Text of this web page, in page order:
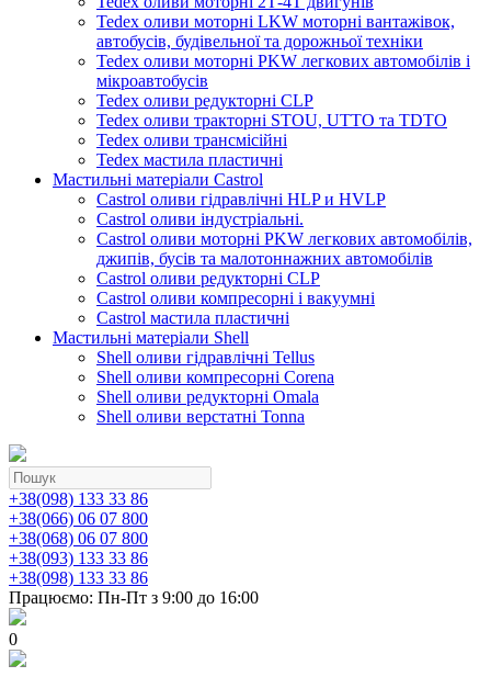
Tedex оливи моторні LKW моторні вантажівок,
автобусів, будівельної та дорожньої техніки
Tedex оливи моторні PKW легкових автомобілів і
мікроавтобусів
Tedex оливи редукторні CLP
Tedex оливи тракторні STOU, UTTO та TDTO
Tedex оливи трансмісійні
Tedex мастила пластичні
Мастильні матеріали Castrol
Castrol оливи гідравлічні HLP и HVLP
Castrol оливи індустріальні.
Castrol оливи моторні PKW легкових автомобілів,
джипів, бусів та малотоннажних автомобілів
Castrol оливи редукторні CLP
Castrol оливи компресорні і вакуумні
Castrol мастила пластичні
Мастильні матеріали Shell
Shell оливи гідравлічні Tellus
Shell оливи компресорні Corena
Shell оливи редукторні Omala
Shell оливи верстатні Tonna
+38(098) 133 33 86
+38(066) 06 07 800
+38(068) 06 07 800
+38(093) 133 33 86
+38(098) 133 33 86
Працюємо: Пн-Пт з 9:00 до 16:00
0